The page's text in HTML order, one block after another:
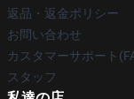
返品・返金ポリシー
お問い合わせ
カスタマーサポート
スタッフ